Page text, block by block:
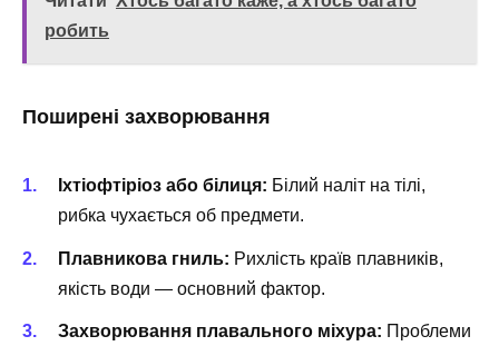
робить
Поширені захворювання
Іхтіофтіріоз або білиця: Білий наліт на тілі,
рибка чухається об предмети.
Плавникова гниль: Рихлість країв плавників,
якість води — основний фактор.
Захворювання плавального міхура: Проблеми